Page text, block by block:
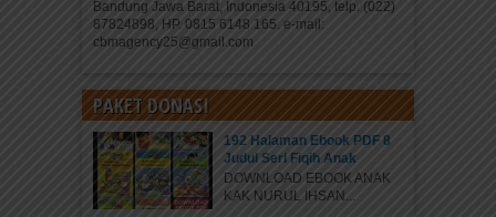
Bandung Jawa Barat, Indonesia 40195, telp. (022)
87824898, HP. 0815 6148 165. e-mail:
cbmagency25@gmail.com
PAKET DONASI
192 Halaman Ebook PDF 8
Judul Seri Fiqih Anak
DOWNLOAD EBOOK ANAK
KAK NURUL IHSAN...